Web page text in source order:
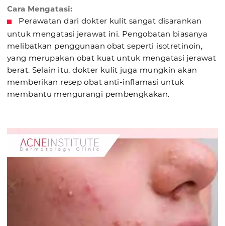
Cara Mengatasi:
Perawatan dari dokter kulit sangat disarankan
untuk mengatasi jerawat ini. Pengobatan biasanya
melibatkan penggunaan obat seperti isotretinoin,
yang merupakan obat kuat untuk mengatasi jerawat
berat. Selain itu, dokter kulit juga mungkin akan
memberikan resep obat anti-inflamasi untuk
membantu mengurangi pembengkakan.